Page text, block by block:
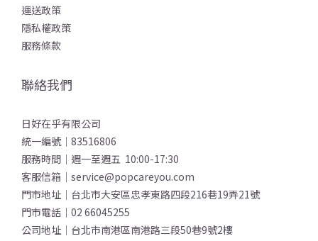
運送政策
隱私權政策
服務條款
聯絡我們
日好在乎有限公司
統一編號｜83516806
服務時間｜週一至週五 10:00-17:30
客服信箱｜service@popcareyou.com
門市地址｜台北市大安區忠孝東路四段216巷19弄21號
門市電話｜02 66045255
公司地址｜台北市南港區南港路三段50巷9號2樓